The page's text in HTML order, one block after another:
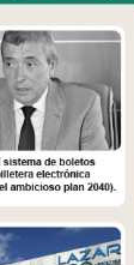
seguros,
en